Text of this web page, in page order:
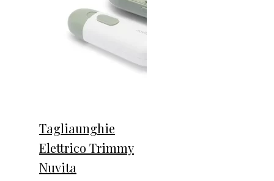
Tagliaunghie
Elettrico Trimmy
Nuvita